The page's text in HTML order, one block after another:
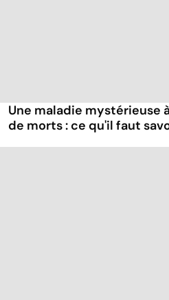
Une maladie mystérieuse
de morts : ce qu'il faut